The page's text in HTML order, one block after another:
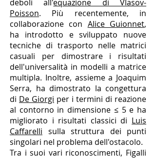
deboli all'equazione di Vlasov-
Poisson. Più recentemente, in
collaborazione con Alice Guionnet,
ha introdotto e sviluppato nuove
tecniche di trasporto nelle matrici
casuali per dimostrare i risultati
dell'universalità in modelli a matrice
multipla. Inoltre, assieme a Joaquim
Serra, ha dimostrato la congettura
di De Giorgi per i termini di reazione
al contorno in dimensione ≤ 5 e ha
migliorato i risultati classici di Luis
Caffarelli sulla struttura dei punti
singolari nel problema dell'ostacolo.
Tra i suoi vari riconoscimenti, Figalli